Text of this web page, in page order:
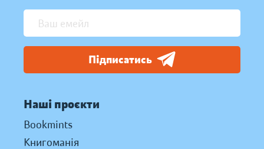
Підписатись
Наші проєкти
Bookmints
Книгоманія